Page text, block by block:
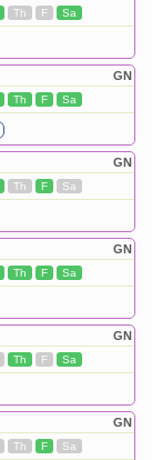
Th F Sa
GN
Th F Sa
GN
Th F Sa
GN
Th F Sa
GN
Th F Sa
GN
Th F Sa